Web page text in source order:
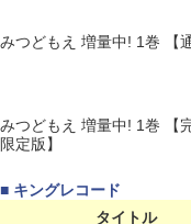
みつどもえ 増量中! 1巻 【
みつどもえ 増量中! 1巻 【
限定版】
■ キングレコード
タイトル